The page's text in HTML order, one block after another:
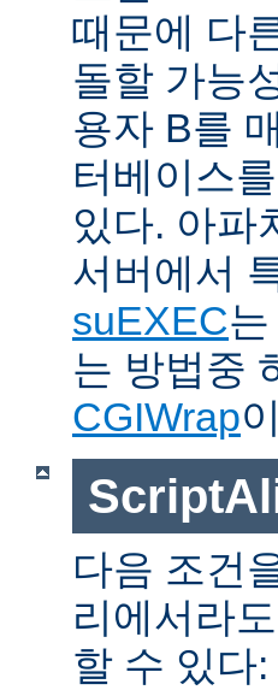
때문에 다
돌할 가능
용자 B를
터베이스
있다. 아파
서버에서
suEXEC
는 방법중
CGIWrap
다음 조건
리에서라
할 수 있다: